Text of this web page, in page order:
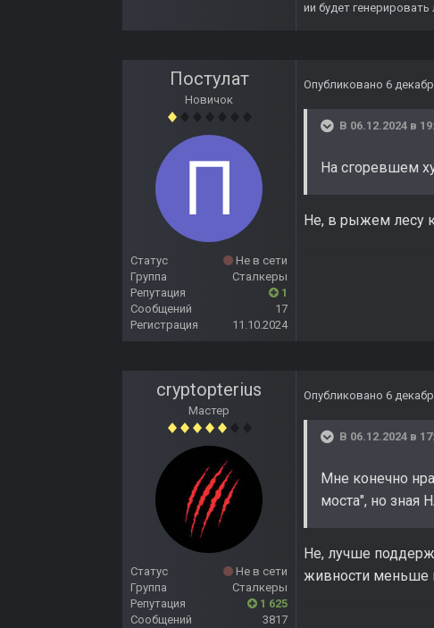
ии будет
Постулат
Новичок
Статус
Не в сети
Группа
Сталкеры
Репутация
1
Сообщений
17
Регистрация
11.10.2024
Опубликовано 6
В 06.12.2024 в
На сгоревшем
Не, в рыжем лесу
cryptopterius
Мастер
Статус
Не в сети
Группа
Сталкеры
Репутация
1 625
Сообщений
3817
Опубликовано 6
В 06.12.2024 в
Мне конечно
моста", но зная
Не, лучше
живности меньше